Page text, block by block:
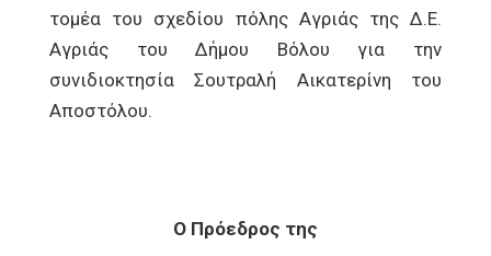
τομέα του σχεδίου πόλης Αγριάς της Δ.Ε.
Αγριάς του Δήμου Βόλου για την
συνιδιοκτησία Σουτραλή Αικατερίνη του
Αποστόλου.
Ο Πρόεδρος της